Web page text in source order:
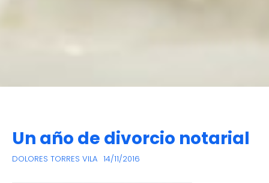
Un año de divorcio notarial
DOLORES TORRES VILA 14/11/2016